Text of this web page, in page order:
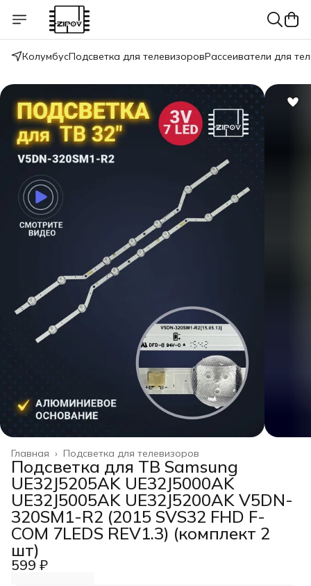
КолумбусПодсветка для телевизоровРассеиватели для
Подсветка для телевизоров
Главная ›
Подсветка для ТВ Samsung
UE32J5205AK UE32J5000AK
UE32J5005AK UE32J5200AK V5DN-
320SM1-R2 (2015 SVS32 FHD F-
COM 7LEDS REV1.3) (комплект 2
шт)
599 ₽